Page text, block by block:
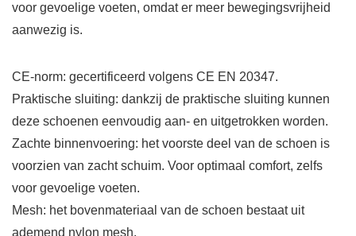
voor gevoelige voeten, omdat er meer bewegingsvrijheid
aanwezig is.
CE-norm: gecertificeerd volgens CE EN 20347.
Praktische sluiting: dankzij de praktische sluiting kunnen
deze schoenen eenvoudig aan- en uitgetrokken worden.
Zachte binnenvoering: het voorste deel van de schoen is
voorzien van zacht schuim. Voor optimaal comfort, zelfs
voor gevoelige voeten.
Mesh: het bovenmateriaal van de schoen bestaat uit
ademend nylon mesh.